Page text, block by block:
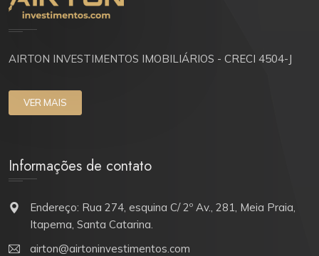
AIRTON INVESTIMENTOS IMOBILIÁRIOS - CRECI 4504-J
VER MAIS
Informações de contato
Endereço: Rua 274, esquina C/ 2º Av., 281, Meia Praia,
Itapema, Santa Catarina.
airton@airtoninvestimentos.com